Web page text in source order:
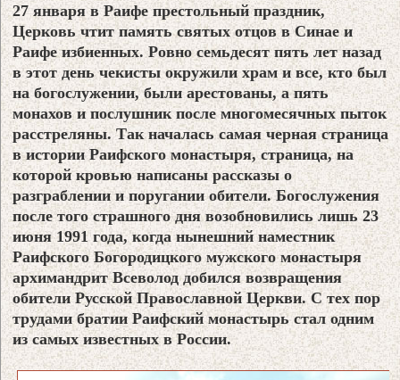
27 января в Раифе престольный праздник,
Церковь чтит память святых отцов в Синае и
Раифе избиенных. Ровно семьдесят пять лет назад
в этот день чекисты окружили храм и все, кто был
на богослужении, были арестованы, а пять
монахов и послушник после многомесячных пыток
расстреляны. Так началась самая черная страница
в истории Раифского монастыря, страница, на
которой кровью написаны рассказы о
разграблении и поругании обители. Богослужения
после того страшного дня возобновились лишь 23
июня 1991 года, когда нынешний наместник
Раифского Богородицкого мужского монастыря
архимандрит Всеволод добился возвращения
обители Русской Православной Церкви. С тех пор
трудами братии Раифский монастырь стал одним
из самых известных в России.